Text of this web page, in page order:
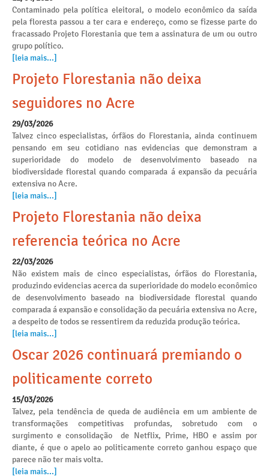
Contaminado pela política eleitoral, o modelo econômico da saída
pela floresta passou a ter cara e endereço, como se fizesse parte do
fracassado Projeto Florestania que tem a assinatura de um ou outro
grupo político.
[leia mais...]
Projeto Florestania não deixa
seguidores no Acre
29/03/2026
Talvez cinco especialistas, órfãos do Florestania, ainda continuem
pensando em seu cotidiano nas evidencias que demonstram a
superioridade do modelo de desenvolvimento baseado na
biodiversidade florestal quando comparada á expansão da pecuária
extensiva no Acre.
[leia mais...]
Projeto Florestania não deixa
referencia teórica no Acre
22/03/2026
Não existem mais de cinco especialistas, órfãos do Florestania,
produzindo evidencias acerca da superioridade do modelo econômico
de desenvolvimento baseado na biodiversidade florestal quando
comparada á expansão e consolidação da pecuária extensiva no Acre,
a despeito de todos se ressentirem da reduzida produção teórica.
[leia mais...]
Oscar 2026 continuará premiando o
politicamente correto
15/03/2026
Talvez, pela tendência de queda de audiência em um ambiente de
transformações competitivas profundas, sobretudo com o
surgimento e consolidação de Netflix, Prime, HBO e assim por
diante, é que o apelo ao politicamente correto ganhou espaço que
parece não ter mais volta.
[leia mais...]